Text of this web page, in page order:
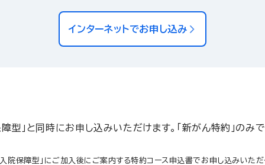
インターネットでお申し込み
障型」と同時にお申し込みいただけます。「新がん特約」の
院保障型」にご加入後にご案内する特約コース申込書でお申し込みいた